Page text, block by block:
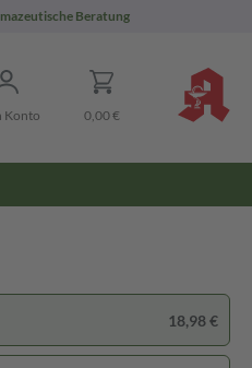
Beratung
Konto 0,00 €
18,98 €